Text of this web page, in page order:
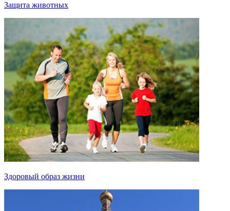
Защита животных
Здоровый образ жизни